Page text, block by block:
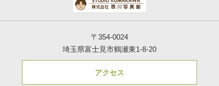
〒354-0024
埼玉県富士見市鶴瀬東1-8-20
アクセス